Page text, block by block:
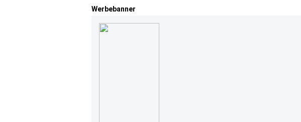
Werbebanner